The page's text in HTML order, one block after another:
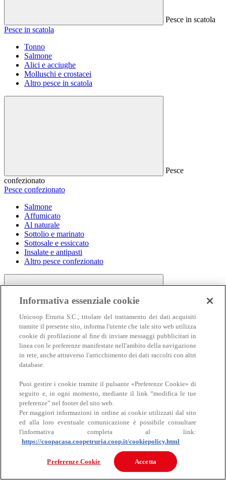
Pesce in scatola
Pesce in scatola
Tonno
Salmone
Alici e acciughe
Molluschi e crostacei
Altro pesce in scatola
Pesce
confezionato
Pesce confezionato
Salmone
Affumicato
Al naturale
Sottolio e marinato
Sottosale e essiccato
Insalate e antipasti
Altro pesce confezionato
Carne
Carne
Bovino
Informativa essenziale cookie
Unicoop Etruria S.C., titolare del trattamento dei dati acquisiti
tramite il presente sito, informa l'utente che tale sito web utilizza
cookie di profilazione al fine di inviare messaggi pubblicitari in
linea con le preferenze manifestate nell'ambito della navigazione
in rete, anche attraverso l'arricchimento dei dati raccolti con altri
database.
Puoi gestire i cookie tramite il pulsante «Preferenze Cookie» di
seguito e, in ogni momento, mediante il link “modifica le tue
preferenze” nel footer del sito web.
Per maggiori informazioni in ordine ai cookie utilizzati dal sito
ed alla loro eventuale comunicazione è possibile consultare
l'informativa completa al link:
https://coopacasa.coopetruria.coop.it/cookiepolicy.html
Preferenze Cookie Accetta